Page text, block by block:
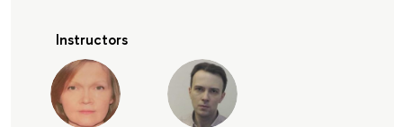
Instructors